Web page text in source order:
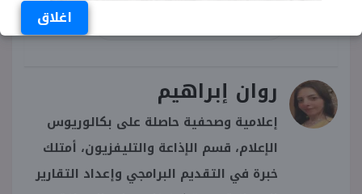
اغلاق
روان إبراهيم
إعلامية وصحفية حاصلة على بكالوريوس
الإعلام، قسم الإذاعة والتليفزيون، أمتلك
خبرة في التقديم البرامجي وإعداد التقارير